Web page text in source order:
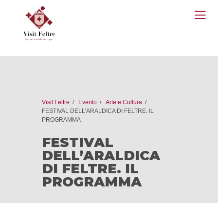
Visit Feltre Evento
Arte e Cultura
FESTIVAL DELL’ARALDICA DI FELTRE. IL
PROGRAMMA
FESTIVAL
DELL’ARALDICA
DI FELTRE. IL
PROGRAMMA